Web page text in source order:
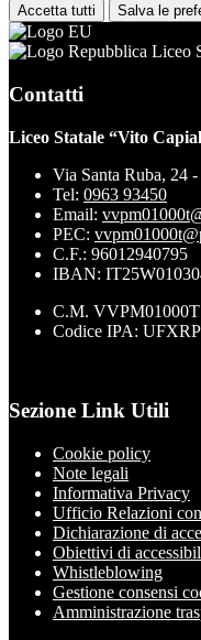
Accetta tutti Salva le
Liceo
Contatti
Liceo Statale “Vito
Via Santa Ruba, 24
Tel: 0963 93450
Email:
PEC:
C.F.: 96012940795
IBAN:
C.M. VVPM01000T
Codice IPA:
Sezione Link Utili
Cookie policy
Note legali
Informativa Privacy
Ufficio Relazioni
Dichiarazione di
Obiettivi di
Whistleblowing
Gestione consensi
Amministrazione